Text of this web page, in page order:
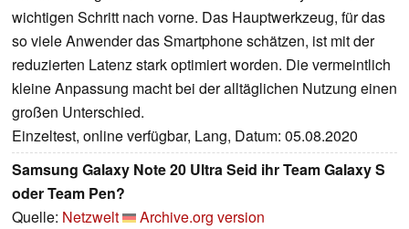
wichtigen Schritt nach vorne. Das Hauptwerkzeug, für das
so viele Anwender das Smartphone schätzen, ist mit der
reduzierten Latenz stark optimiert worden. Die vermeintlich
kleine Anpassung macht bei der alltäglichen Nutzung einen
großen Unterschied.
Einzeltest, online verfügbar, Lang, Datum: 05.08.2020
Samsung Galaxy Note 20 Ultra Seid ihr Team Galaxy S
oder Team Pen?
Quelle: Netzwelt
Archive.org version